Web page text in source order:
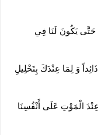
حَتَّى يَكُونَ لَنَا فِي
وَ لِمَا عِنْدَكَ بِتَحْلِيلِ
الْمَوْتِ عَلَى أَنْفُسِنَا